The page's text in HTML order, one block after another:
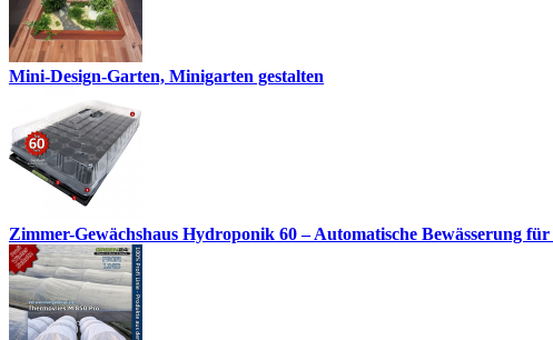
Mini-Design-Garten, Minigarten gestalten
Zimmer-Gewächshaus Hydroponik 60 – Automatische Bewässerung